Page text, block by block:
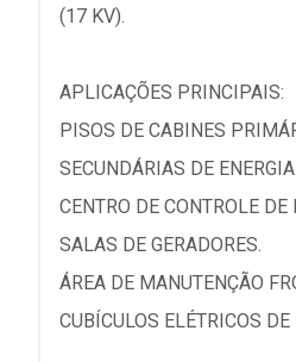
(17 KV).
APLICAÇÕES PRINCIPAIS:
PISOS DE CABINES
SECUNDÁRIAS DE ENERGIA.
CENTRO DE CONTROLE
SALAS DE GERADORES.
ÁREA DE MANUTENÇÃO
CUBÍCULOS ELÉTRICOS